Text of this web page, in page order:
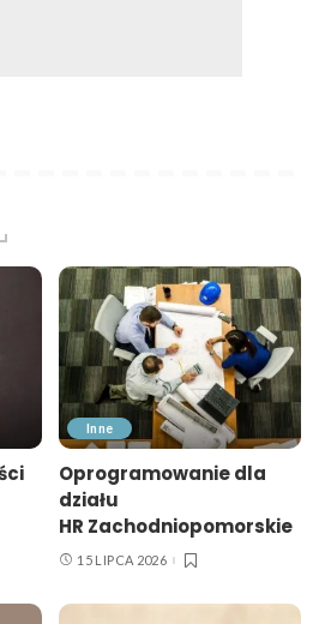
Inne
Oprogramowanie dla
działu
HR Zachodniopomorskie
15 LIPCA 2026